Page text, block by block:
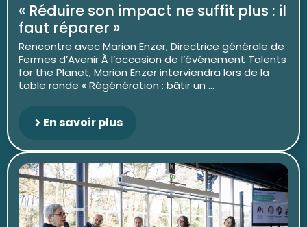
« Réduire son impact ne suffit plus : il
faut réparer »
Rencontre avec Marion Enzer, Directrice générale de
Fermes d’Avenir À l’occasion de l’événement Talents
for the Planet, Marion Enzer interviendra lors de la
table ronde « Régénération : bâtir un ...
En savoir plus